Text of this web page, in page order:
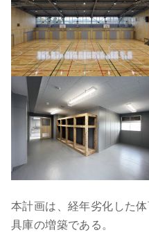
本計画は、経年劣化した
具庫の増築である。